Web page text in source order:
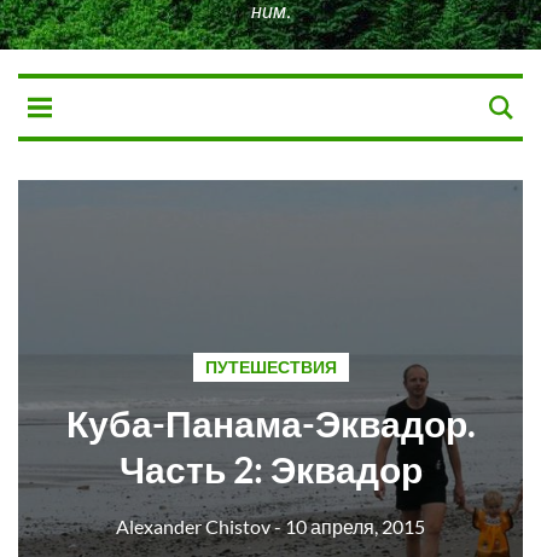
ним.
ПУТЕШЕСТВИЯ
Куба-Панама-Эквадор.
Часть 2: Эквадор
Alexander Chistov- 10 апреля, 2015